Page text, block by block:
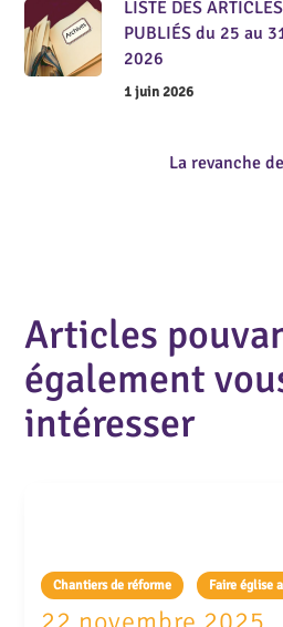
LISTE DES ARTICLES
PUBLIÉS du 25 au
2026
1 juin 2026
La revanche
Articles
également
intéresser
Chantiers de réforme Faire église